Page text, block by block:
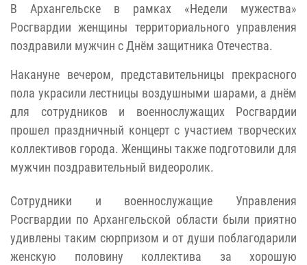
В Архангельске в рамках «Недели мужества»
Росгвардии женщины территориального управления
поздравили мужчин с Днём защитника Отечества.
Накануне вечером, представительницы прекрасного
пола украсили лестницы воздушными шарами, а днём
для сотрудников и военнослужащих Росгвардии
прошел праздничный концерт с участием творческих
коллективов города. Женщины также подготовили для
мужчин поздравительный видеоролик.
Сотрудники и военнослужащие Управления
Росгвардии по Архангельской области были приятно
удивлены таким сюрпризом и от души поблагодарили
женскую половину коллектива за хорошую